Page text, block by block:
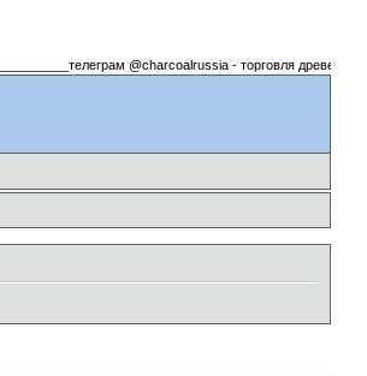
@charcoalrussia - торговля древесный